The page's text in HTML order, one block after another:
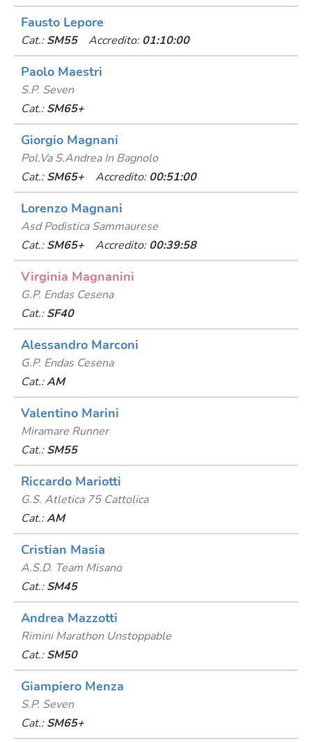
Fausto Lepore
Cat.: SM55 Accredito: 01:10:00
Paolo Maestri
S.p. Seven
Cat.: SM65+
Giorgio Magnani
Pol.va S.andrea In Bagnolo
Cat.: SM65+ Accredito: 00:51:00
Lorenzo Magnani
Asd Podistica Sammaurese
Cat.: SM65+ Accredito: 00:39:58
Virginia Magnanini
G.p. Endas Cesena
Cat.: SF40
Alessandro Marconi
G.p. Endas Cesena
Cat.:AM
Valentino Marini
Miramare Runner
Cat.: SM55
Riccardo Mariotti
G.s. Atletica 75 Cattolica
Cat.:AM
Cristian Masia
A.s.d. Team Misano
Cat.: SM45
Andrea Mazzotti
Rimini Marathon Unstoppable
Cat.: SM50
Giampiero Menza
S.p. Seven
Cat.: SM65+